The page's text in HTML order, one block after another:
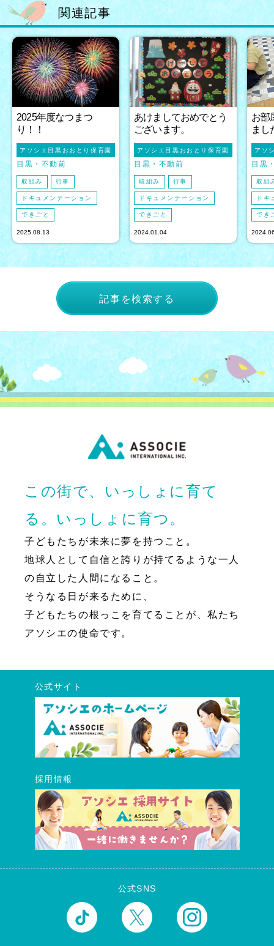
関連記事
2025年度なつまつ
り！！
アソシエ目黒おおとり保育園
目黒 不動前
取組み 行事
ドキュメンテーション
できごと
2025.08.13
あけましておめでとう
ございます。
アソシエ目黒おおとり保育園
目黒 不動前
取組み 行事
ドキュメンテーション
できごと
2024.01.04
お部
まし
アソ
目黒
取組
ドキ
でき
記事を検索する
この街で、いっしょに育て
る。いっしょに育つ。
子どもたちが未来に夢を持つこと。
地球人として自信と誇りが持てるような一人
の自立した人間になること。
そうなる日が来るために、
子どもたちの根っこを育てることが、私たち
アソシエの使命です。
公式サイト
採用情報
公式SNS